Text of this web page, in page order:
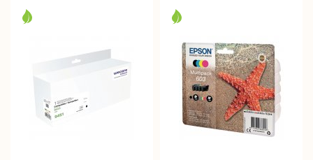
helposti. Mustekasettien värejä ovat
musta, keltainen, cyan ja magenta,
joihinkin tulostimiin sopivat myös 3-väri
musteet. Proficientilla on varastossa
yleisimmät
Epson musteet ja värikasetit
hinta tarjouksessanopeaan
toimitukseen. Epson mustekasetit on
helppo muistaa laatikon kuvasta.